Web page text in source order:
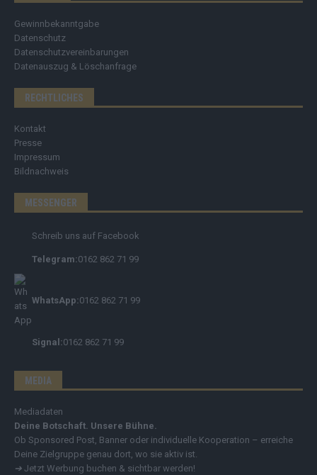
Gewinnbekanntgabe
Datenschutz
Datenschutzvereinbarungen
Datenauszug & Löschanfrage
RECHTLICHES
Kontakt
Presse
Impressum
Bildnachweis
MESSENGER
Schreib uns auf Facebook
Telegram:0162 862 71 99
WhatsApp:0162 862 71 99
Signal:0162 862 71 99
MEDIA
Mediadaten
Deine Botschaft. Unsere Bühne.
Ob Sponsored Post, Banner oder individuelle Kooperation – erreiche
Deine Zielgruppe genau dort, wo sie aktiv ist.
➔ Jetzt Werbung buchen & sichtbar werden!